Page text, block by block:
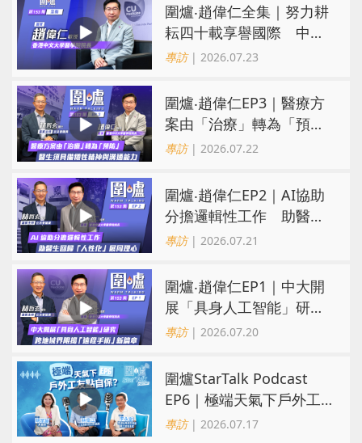
圍爐‧趙偉仁全集｜努力耕
耘四十載享譽國際 中大
醫學院致力醫療創科造福
專訪| 2026.07.23
圍爐‧趙偉仁EP3｜醫療方
案由「治療」轉為「預
防」 醫生須具備犧牲精神
專訪| 2026.07.22
圍爐‧趙偉仁EP2｜AI協助
分擔邏輯性工作 助醫生
回歸「人性化」展同理心
專訪| 2026.07.21
圍爐‧趙偉仁EP1｜中大開
展「具身人工智能」研
究 跨地域界限揭「遠程
專訪| 2026.07.20
圍爐StarTalk Podcast
EP6｜極端天氣下戶外工
友點自保？ 切勿為趕工
專訪| 2026.07.17